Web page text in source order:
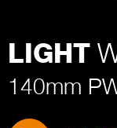
LIGHT
140mm